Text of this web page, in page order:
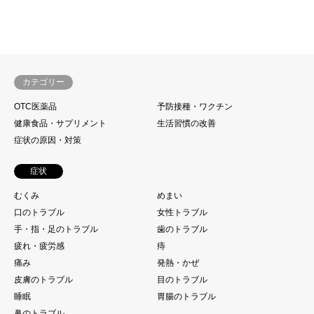
カテゴリー
OTC医薬品
予防接種・ワクチン
健康食品・サプリメント
生活習慣の改善
症状の原因・対策
症状
むくみ
めまい
口のトラブル
女性トラブル
手・指・足のトラブル
歯のトラブル
疲れ・疲労感
痔
痛み
発熱・かぜ
皮膚のトラブル
目のトラブル
睡眠
胃腸のトラブル